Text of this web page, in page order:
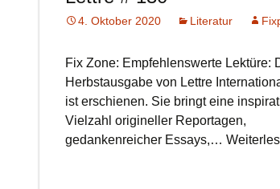
4. Oktober 2020 Literatur
Fix Zone: Empfehlenswerte Lektüre:
Herbstausgabe von Lettre
ist erschienen. Sie bringt eine
Vielzahl origineller Reportagen,
gedankenreicher Essays,…